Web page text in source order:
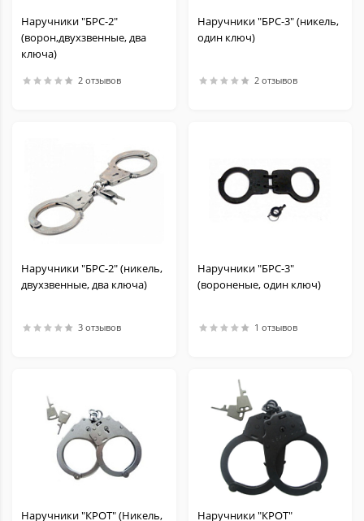
Наручники "БРС-2"
(ворон,двухзвенные, два
ключа)
2 отзывов
Наручники "БРС-3" (никель,
один ключ)
2 отзывов
Наручники "БРС-2" (никель,
двухзвенные, два ключа)
3 отзывов
Наручники "БРС-3"
(вороненые, один ключ)
1 отзывов
Наручники "КРОТ" (Никель,
Наручники "КРОТ"